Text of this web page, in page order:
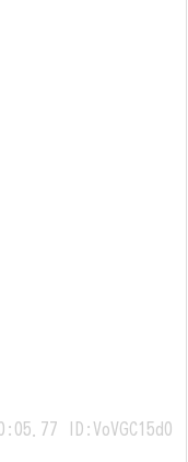
ID:VoVGC15d0